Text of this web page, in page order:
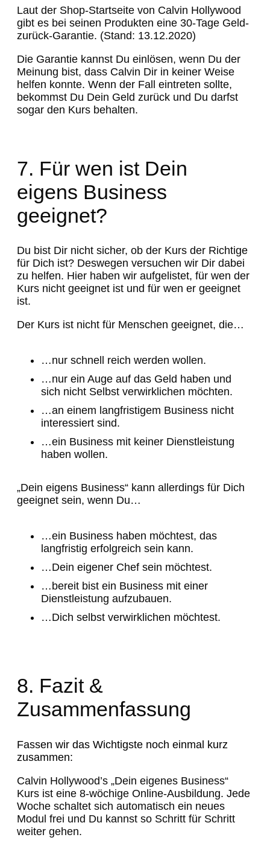
Laut der Shop-Startseite von Calvin Hollywood
gibt es bei seinen Produkten eine 30-Tage Geld-
zurück-Garantie. (Stand: 13.12.2020)
Die Garantie kannst Du einlösen, wenn Du der
Meinung bist, dass Calvin Dir in keiner Weise
helfen konnte. Wenn der Fall eintreten sollte,
bekommst Du Dein Geld zurück und Du darfst
sogar den Kurs behalten.
7. Für wen ist Dein
eigens Business
geeignet?
Du bist Dir nicht sicher, ob der Kurs der Richtige
für Dich ist? Deswegen versuchen wir Dir dabei
zu helfen. Hier haben wir aufgelistet, für wen der
Kurs nicht geeignet ist und für wen er geeignet
ist.
Der Kurs ist nicht für Menschen geeignet, die…
…nur schnell reich werden wollen.
…nur ein Auge auf das Geld haben und
sich nicht Selbst verwirklichen möchten.
…an einem langfristigem Business nicht
interessiert sind.
…ein Business mit keiner Dienstleistung
haben wollen.
„Dein eigens Business“ kann allerdings für Dich
geeignet sein, wenn Du…
…ein Business haben möchtest, das
langfristig erfolgreich sein kann.
…Dein eigener Chef sein möchtest.
…bereit bist ein Business mit einer
Dienstleistung aufzubauen.
…Dich selbst verwirklichen möchtest.
8. Fazit &
Zusammenfassung
Fassen wir das Wichtigste noch einmal kurz
zusammen:
Calvin Hollywood’s „Dein eigenes Business“
Kurs ist eine 8-wöchige Online-Ausbildung. Jede
Woche schaltet sich automatisch ein neues
Modul frei und Du kannst so Schritt für Schritt
weiter gehen.